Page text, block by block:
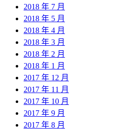
2018 年 7 月
2018 年 5 月
2018 年 4 月
2018 年 3 月
2018 年 2 月
2018 年 1 月
2017 年 12 月
2017 年 11 月
2017 年 10 月
2017 年 9 月
2017 年 8 月